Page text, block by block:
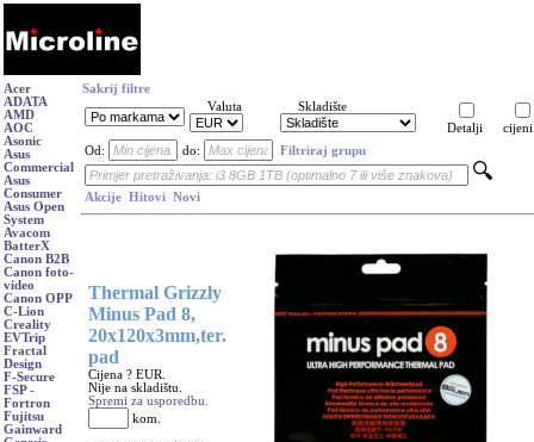
Acer
ADATA
AMD
AOC
Asonic
Asus
Commercial
Asus
Consumer
Asus Open
System
Avacom
BatterX
Canon B2B
Canon foto-
video
Canon OPP
C-Lion
Creality
EVTrip
Fractal
Design
F-Secure
FSP -
Fortron
Fujitsu
Gainward
Sakrij filtre
Valuta
Skladište
Detalji
cijeni
Od:
do: Filtriraj grupu
Akcije Hitovi Novi
Thermal Grizzly
Minus Pad 8,
20x120x3mm,ter.
pad
Cijena ? EUR.
Nije na skladištu.
Spremi za usporedbu.
kom.